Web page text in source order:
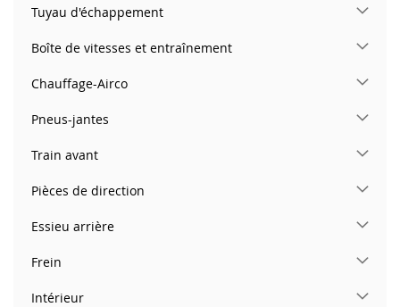
Tuyau d'échappement
Boîte de vitesses et entraînement
Chauffage-Airco
Pneus-jantes
Train avant
Pièces de direction
Essieu arrière
Frein
Intérieur